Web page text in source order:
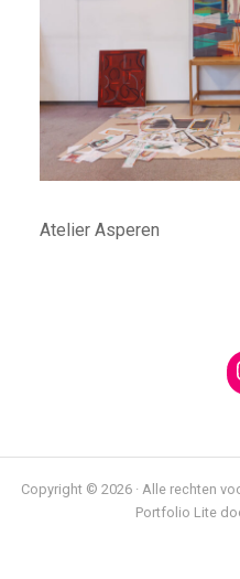
Atelier Asperen
Copyright © 2026 · Alle rechten
Portfolio Lite